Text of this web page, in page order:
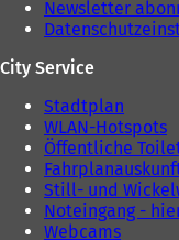
Newsletter
City Service
Stadtplan
WLAN-Hotspots
Öffentliche
Still- und
Noteingang -
Webcams